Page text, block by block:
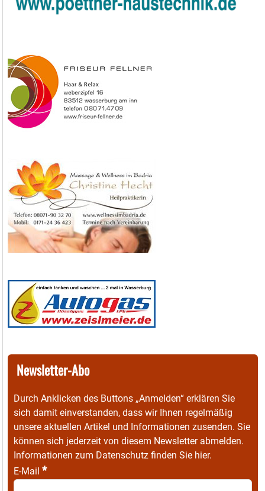
Newsletter-Abo
Durch Anklicken des Buttons „Anmelden“ erklären Sie
sich damit einverstanden, dass wir Ihnen regelmäßig
unsere aktuellen Artikel und Informationen zusenden. Sie
können sich jederzeit von diesem Newsletter abmelden.
Informationen zum Datenschutz finden Sie hier.
E-Mail *